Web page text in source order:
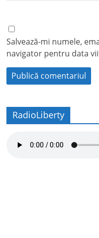
Salvează-mi numele,
navigator pentru data
RadioLiberty